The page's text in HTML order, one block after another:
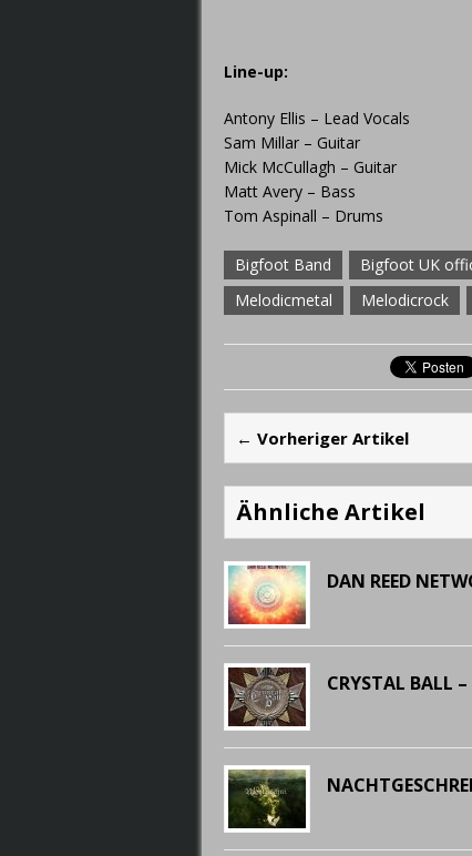
Line-up:
Antony Ellis – Lead Vocals
Sam Millar – Guitar
Mick McCullagh – Guitar
Matt Avery – Bass
Tom Aspinall – Drums
Bigfoot Band Bigfoot UK
Melodicmetal
Melodicrock
← Vorheriger Artikel
Ähnliche Artikel
DAN REED
CRYSTAL BALL